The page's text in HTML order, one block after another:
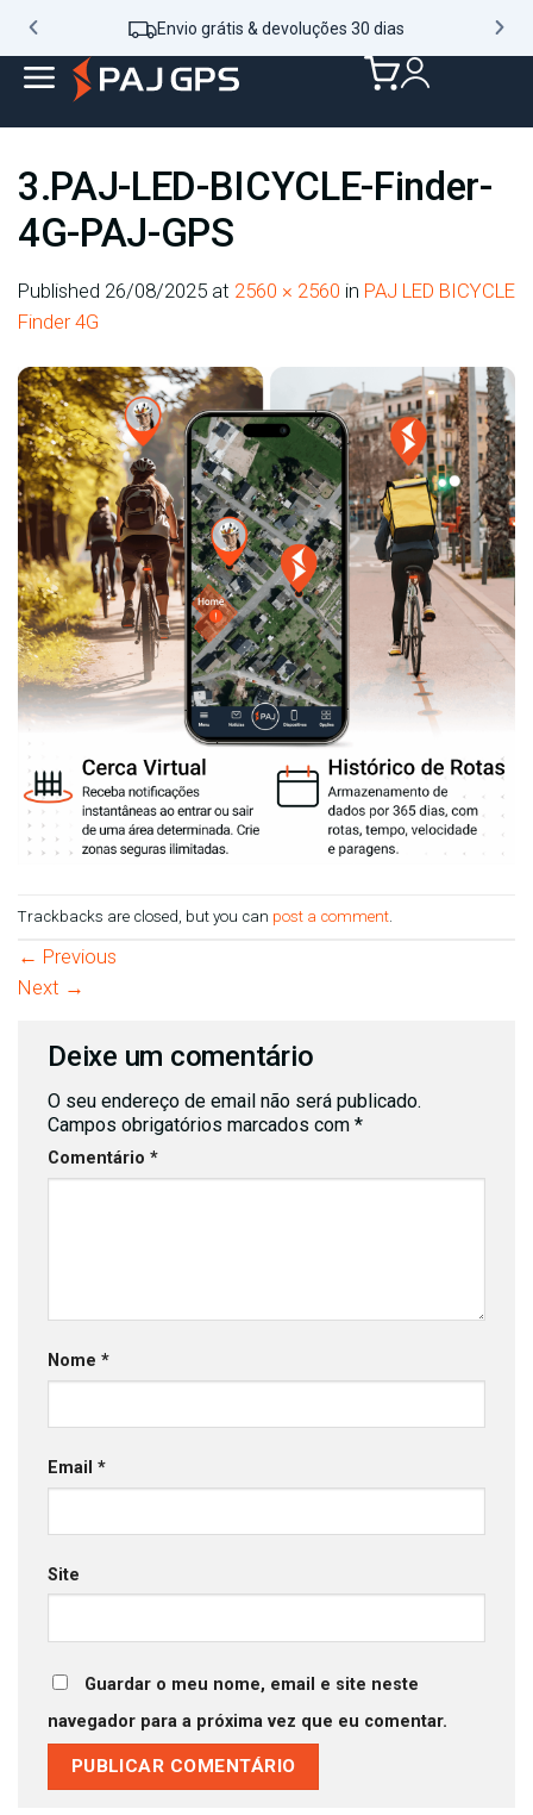
Envio grátis & devoluções 30 dias
3.PAJ-LED-BICYCLE-Finder-
4G-PAJ-GPS
Published 26/08/2025 at 2560 × 2560 in PAJ LED BICYCLE
Finder 4G
Trackbacks are closed, but you can post a comment.
← Previous
Next →
Deixe um comentário
O seu endereço de email não será publicado.
Campos obrigatórios marcados com *
Comentário *
Nome *
Email *
Site
Guardar o meu nome, email e site neste
navegador para a próxima vez que eu comentar.